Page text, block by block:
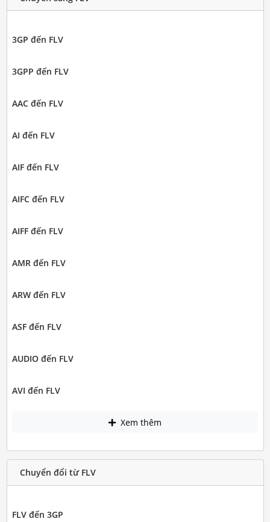
3GP đến FLV
3GPP đến FLV
AAC đến FLV
AI đến FLV
AIF đến FLV
AIFC đến FLV
AIFF đến FLV
AMR đến FLV
ARW đến FLV
ASF đến FLV
AUDIO đến FLV
AVI đến FLV
Xem thêm
Chuyển đổi từ FLV
FLV đến 3GP